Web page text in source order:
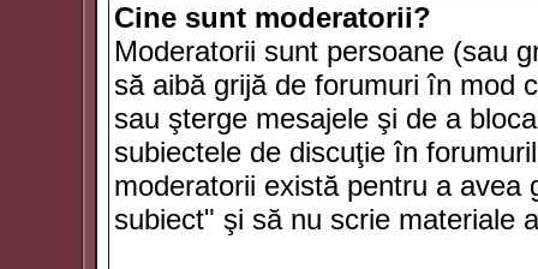
Cine sunt moderatorii?
Moderatorii sunt persoane (sau
să aibă grijă de forumuri în mod
sau şterge mesajele şi de a
subiectele de discuţie în
moderatorii există pentru a avea
subiect" şi să nu scrie materiale